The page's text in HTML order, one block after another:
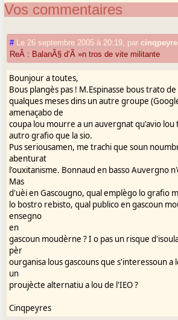
Vos commentaires
# Le 26 septembre 2005 à 20:19 par
ReÂ : BalanÃ§ d’Ã »n tros de vite militante
Bounjour a toutes,
Bous plangès pas ! M.Espinasse bous trato
qualques meses dins un autre groupe
amenaçabo de
coupa lou mourre a un auvergnat qu'avio
autro grafio que la sio.
Pus seriousamen, me trachi que soun
abenturat
l'ouxitanisme. Bonnaud en basso Auvergno
Mas
d'uèi en Gascougno, qual emplègo lo grafio
lo bostro rebisto, qual publico en gascoun
ensegno
en
gascoun moudèrne ? I o pas un risque
pèr
ourganisa lous gascouns que s'interessoun a
un
proujècte alternatiu a lou de l'IEO ?
Cinqpeyres